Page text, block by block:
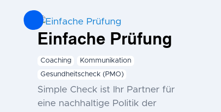
Einfache Prüfung
Coaching
Kommunikation
Gesundheitscheck (PMO)
Simple Check ist Ihr Partner für
eine nachhaltige Politik der